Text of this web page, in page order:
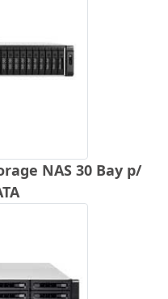
NAS 30 Bay p/